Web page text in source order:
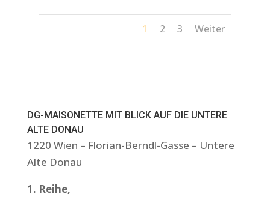
1 2 3 Weiter
DG-MAISONETTE MIT BLICK AUF DIE UNTERE
ALTE DONAU
1220 Wien – Florian-Berndl-Gasse – Untere
Alte Donau
1. Reihe,